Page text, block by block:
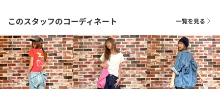
このスタッフのコーディネート 一覧を見る